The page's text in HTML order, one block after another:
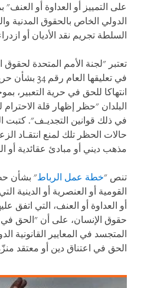
الدولي الخاص بالحقوق المدنية
السلطة تجريم نقد الأديان أو
تعتبر "لجنة الأمم المتحدة لحقوق
في تعليقها
انتهاكا للحق في حرية التعبير،
البلدان "حظر إظهار قلة
في ذلك قوانين التجديـف". كتبت
حالات الحظر تلك لمنع انتقـاد
مذهب ديني أو مبادئ عقائدية أو
تنص "خطة عمل الرباط" بشأن
القومية أو العنصرية أو الدينية
أو العداوة أو العنف، التي اتفق
حقوق الإنسان، على أن "الحق في
المتجسد في المعايير القانونية
الحق في اعتناق دين أو معتقد